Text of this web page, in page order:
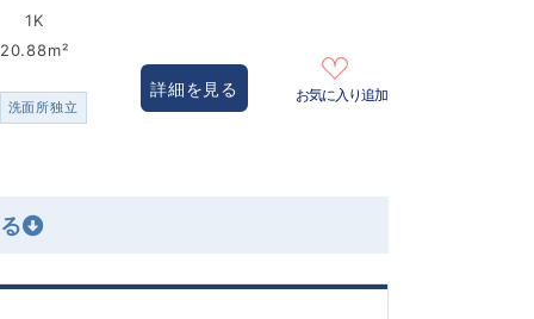
1K
20.88m²
洗面所独立
詳細を見る お気に入り追加